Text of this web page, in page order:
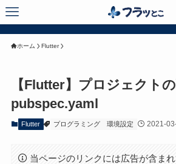
ホーム Flutter
【Flutter】プロジェクト
pubspec.yaml
Flutter プログラミング 環境設定 2021-
当ページのリンクには広告が含まれ